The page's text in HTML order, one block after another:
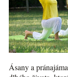
Ásany a